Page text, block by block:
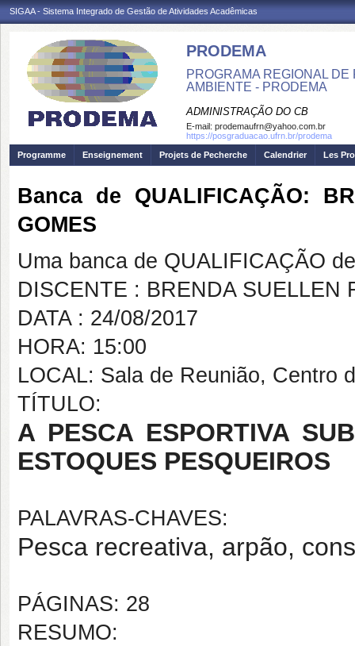
SIGAA - Sistema Integrado de Gestão de Atividades Acadêmicas
PRODEMA
PROGRAMA REGIONAL
AMBIENTE - PRODEMA
ADMINISTRAÇÃO DO CB
E-mail: prodemaufrn@yahoo.com.br
https://posgraduacao.ufrn.br/prodema
Programme
Enseignement Projets de Pecherche Calendrier Les
Banca de QUALIFICAÇÃO:
GOMES
Uma banca de QUALIFICAÇÃO
DISCENTE : BRENDA SUELLEN
DATA : 24/08/2017
HORA: 15:00
LOCAL: Sala de Reunião, Centro
TÍTULO:
A PESCA ESPORTIVA
ESTOQUES PESQUEIROS
PALAVRAS-CHAVES:
Pesca recreativa, arpão,
PÁGINAS: 28
RESUMO: